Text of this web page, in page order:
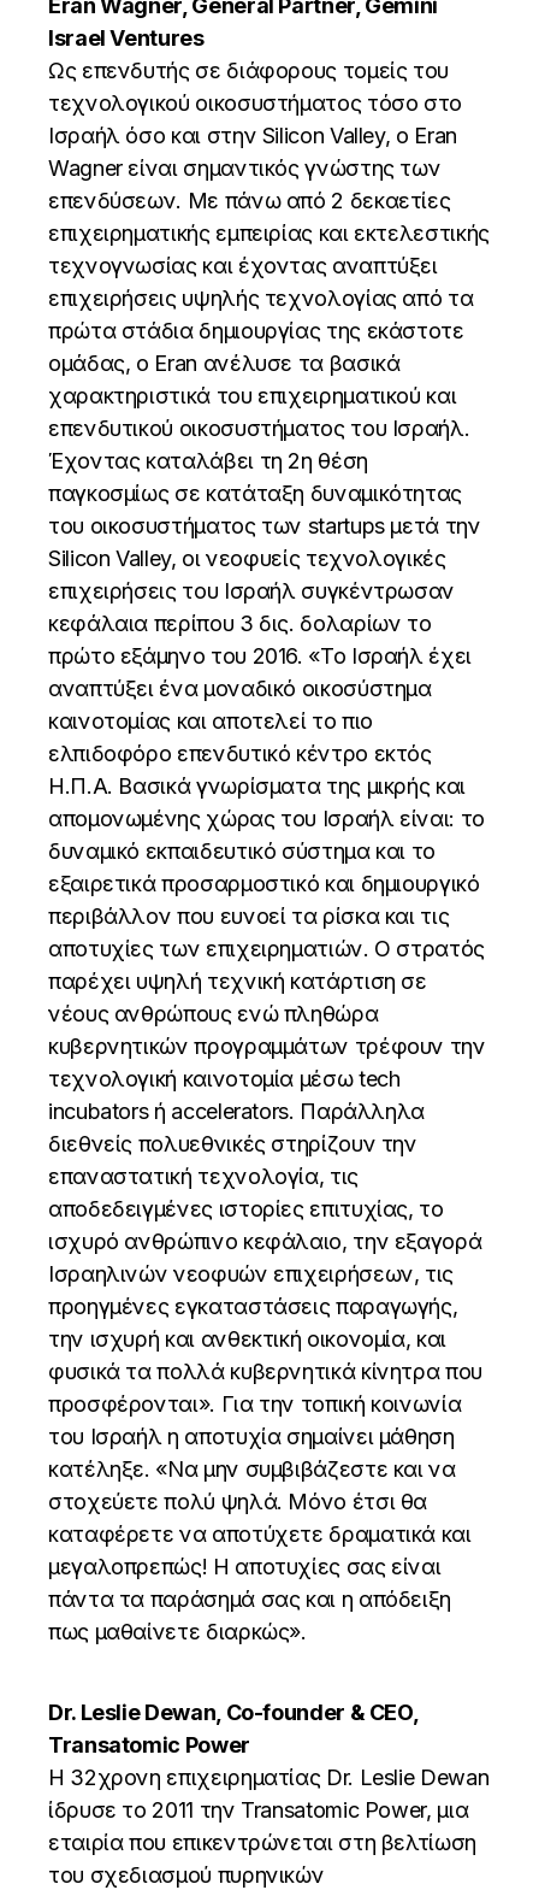
Eran Wagner, General Partner, Gemini
Israel Ventures
Ως επενδυτής σε διάφορους τομείς του
τεχνολογικού οικοσυστήματος τόσο στο
Ισραήλ όσο και στην Silicon Valley, ο Eran
Wagner είναι σημαντικός γνώστης των
επενδύσεων. Με πάνω από 2 δεκαετίες
επιχειρηματικής εμπειρίας και εκτελεστικής
τεχνογνωσίας και έχοντας αναπτύξει
επιχειρήσεις υψηλής τεχνολογίας από τα
πρώτα στάδια δημιουργίας της εκάστοτε
ομάδας, ο Eran ανέλυσε τα βασικά
χαρακτηριστικά του επιχειρηματικού και
επενδυτικού οικοσυστήματος του Ισραήλ.
Έχοντας καταλάβει τη 2η θέση
παγκοσμίως σε κατάταξη δυναμικότητας
του οικοσυστήματος των startups μετά την
Silicon Valley, οι νεοφυείς τεχνολογικές
επιχειρήσεις του Ισραήλ συγκέντρωσαν
κεφάλαια περίπου 3 δις. δολαρίων το
πρώτο εξάμηνο του 2016. «Το Ισραήλ έχει
αναπτύξει ένα μοναδικό οικοσύστημα
καινοτομίας και αποτελεί το πιο
ελπιδοφόρο επενδυτικό κέντρο εκτός
Η.Π.Α. Βασικά γνωρίσματα της μικρής και
απομονωμένης χώρας του Ισραήλ είναι: το
δυναμικό εκπαιδευτικό σύστημα και το
εξαιρετικά προσαρμοστικό και δημιουργικό
περιβάλλον που ευνοεί τα ρίσκα και τις
αποτυχίες των επιχειρηματιών. Ο στρατός
παρέχει υψηλή τεχνική κατάρτιση σε
νέους ανθρώπους ενώ πληθώρα
κυβερνητικών προγραμμάτων τρέφουν την
τεχνολογική καινοτομία μέσω tech
incubators ή accelerators. Παράλληλα
διεθνείς πολυεθνικές στηρίζουν την
επαναστατική τεχνολογία, τις
αποδεδειγμένες ιστορίες επιτυχίας, το
ισχυρό ανθρώπινο κεφάλαιο, την εξαγορά
Ισραηλινών νεοφυών επιχειρήσεων, τις
προηγμένες εγκαταστάσεις παραγωγής,
την ισχυρή και ανθεκτική οικονομία, και
φυσικά τα πολλά κυβερνητικά κίνητρα που
προσφέρονται». Για την τοπική κοινωνία
του Ισραήλ η αποτυχία σημαίνει μάθηση
κατέληξε. «Να μην συμβιβάζεστε και να
στοχεύετε πολύ ψηλά. Μόνο έτσι θα
καταφέρετε να αποτύχετε δραματικά και
μεγαλοπρεπώς! Η αποτυχίες σας είναι
πάντα τα παράσημά σας και η απόδειξη
πως μαθαίνετε διαρκώς».
Dr. Leslie Dewan, Co-founder & CEO,
Transatomic Power
H 32χρονη επιχειρηματίας Dr. Leslie Dewan
ίδρυσε το 2011 την Transatomic Power, μια
εταιρία που επικεντρώνεται στη βελτίωση
του σχεδιασμού πυρηνικών